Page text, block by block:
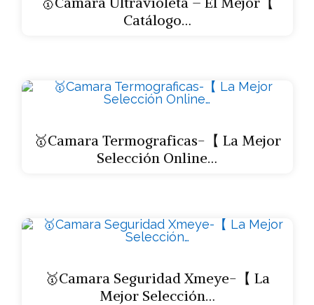
Catálogo…
🥇Camara Termograficas-【 La Mejor
Selección Online…
🥇Camara Seguridad Xmeye-【 La
Mejor Selección…